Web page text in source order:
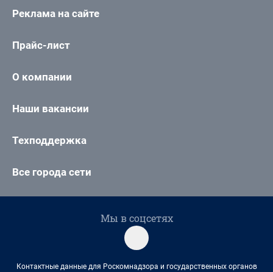
Реклама на сайте
Прайс-лист
О компании
Наши вакансии
Техподдержка
Все города сети
Мы в соцсетях
Контактные данные для Роскомнадзора и государственных органов